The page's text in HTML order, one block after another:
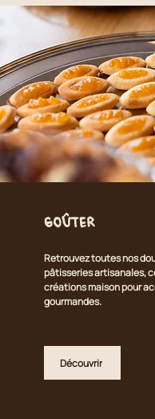
Goûter
Retrouvez toutes nos
pâtisseries artisanales,
créations maison pour
gourmandes.
Découvrir